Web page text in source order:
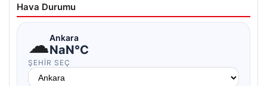
Hava Durumu
☁Ankara
NaN°C
ŞEHIR SEÇ